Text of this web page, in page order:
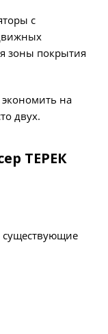
с
зоны покрытия
на
двух.
ТЕРЕК
существующие